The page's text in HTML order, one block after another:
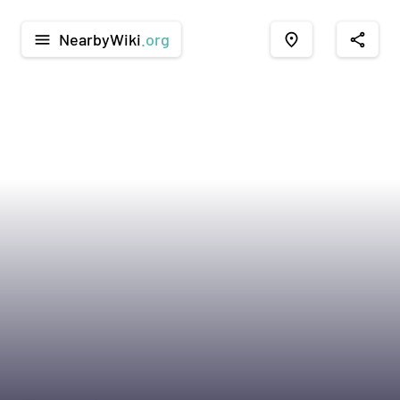
menu NearbyWiki .org place share